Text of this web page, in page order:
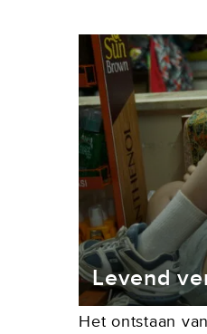
Levend
Het ontstaan